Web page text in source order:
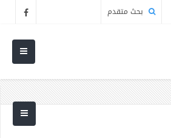
بحث متقدم